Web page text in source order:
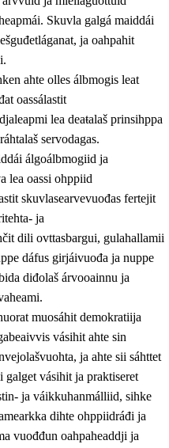
ehtalaš diđolašvuohta
Skuvla galgá maiddái
ja oahpahit
ahte olles álbmogis leat
oassálastit
lea deaŧalaš prinsihppa
servodagas.
álgoálbmogiid ja
lea oassi ohppiid
skuvlasearvevuođas fertejit
ja
dili ovttasbargui, gulahallamii
dáfus girjáivuođa ja nuppe
diđolaš árvooainnu ja
muosáhit demokratiija
vásihit ahte sin
ja ahte sii sáhttet
vásihit ja praktiseret
ja váikkuhanmálliid, sihke
dihte ohppiidráđi ja
vuođđun oahpaheaddji ja